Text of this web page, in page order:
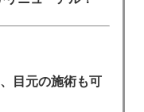
目元の施術も可